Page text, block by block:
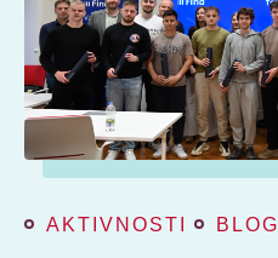
AKTIVNOSTI BLOG